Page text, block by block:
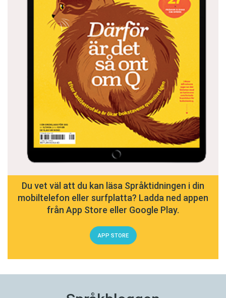
Du vet väl att du kan läsa Språktidningen i din
mobiltelefon eller surfplatta? Ladda ned appen
från App Store eller Google Play.
APP STORE